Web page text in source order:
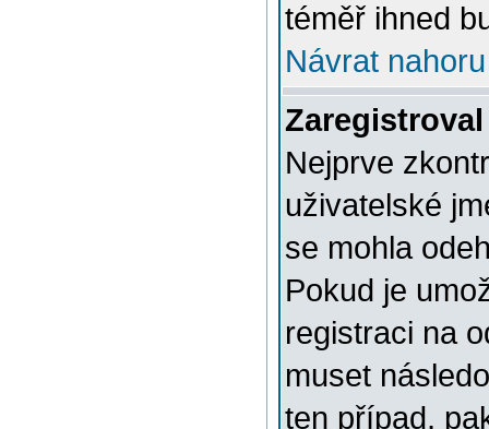
téměř ihned
Návrat nahoru
Nejprve
uživatelské
se mohla
Pokud je
registraci na
muset
ten případ,